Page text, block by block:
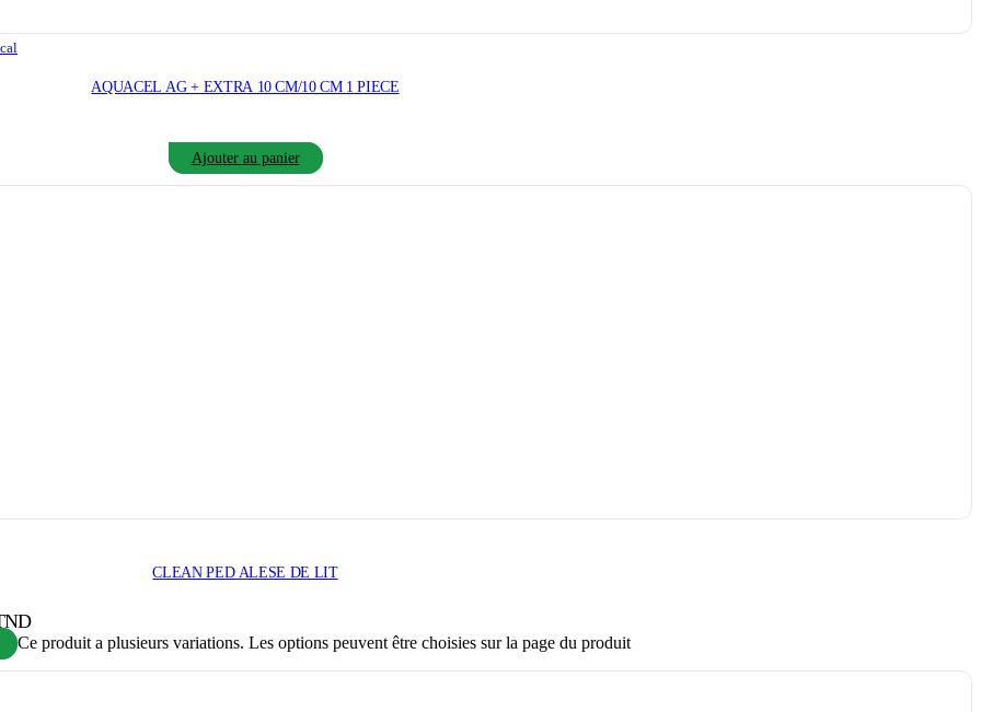
AQUACEL AG + EXTRA 10 CM/10 CM 1 PIECE
Ajouter au panier
CLEAN PED ALESE DE LIT
Ce produit a plusieurs variations. Les options peuvent être choisies sur la page du produit